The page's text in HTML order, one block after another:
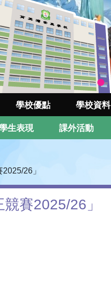
學校優點 學校資料
生表現 課外活動
26」
賽2025/26」